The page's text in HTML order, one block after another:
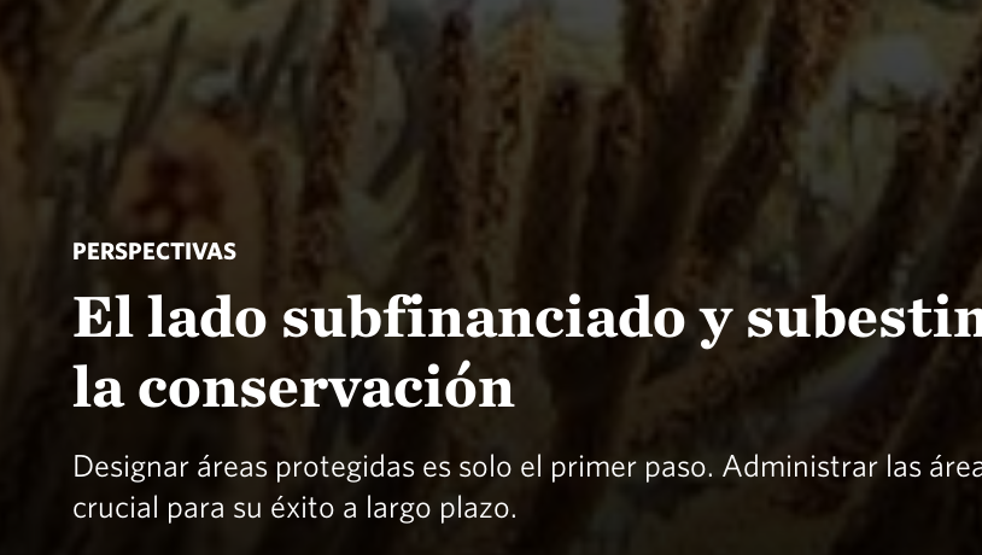
PERSPECTIVAS
El lado subfinanciado y
la conservación
Designar áreas protegidas es solo el primer paso. Administrar las
crucial para su éxito a largo plazo.